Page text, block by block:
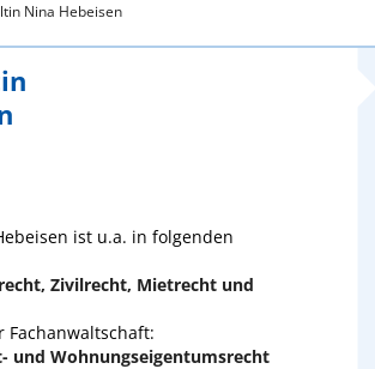
Nina Hebeisen
ist u.a. in folgenden
Zivilrecht, Mietrecht und
und Wohnungseigentumsrecht